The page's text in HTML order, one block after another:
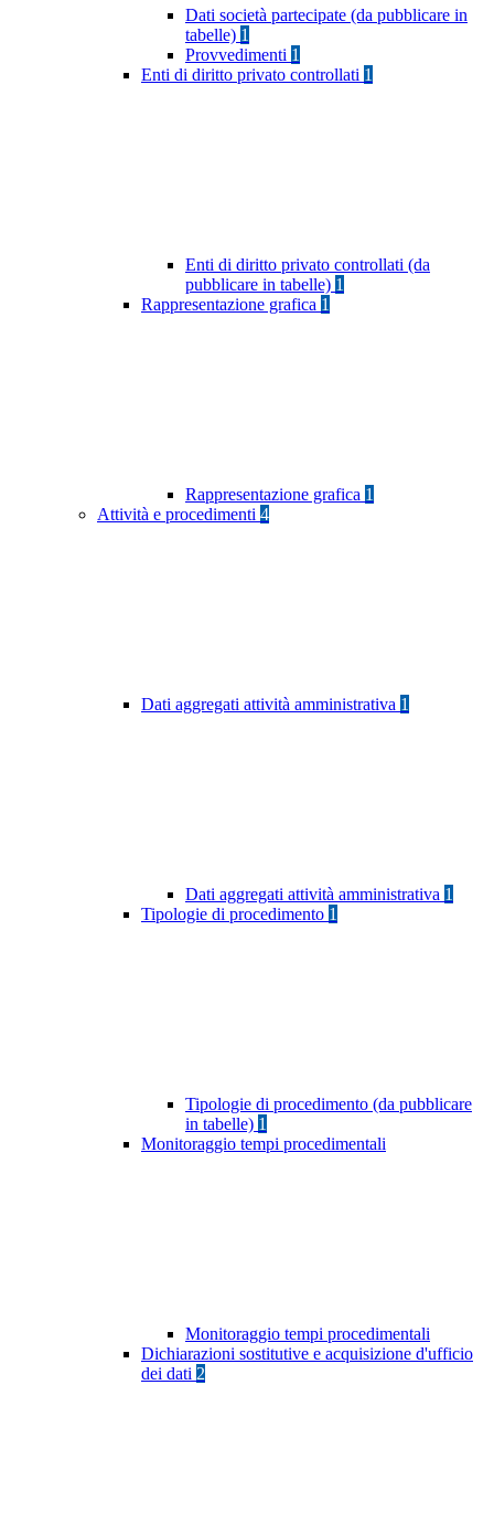
Dati società partecipate (da pubblicare in
tabelle) 1
Provvedimenti 1
Enti di diritto privato controllati 1
Enti di diritto privato controllati (da
pubblicare in tabelle) 1
Rappresentazione grafica 1
Rappresentazione grafica 1
Attività e procedimenti 4
Dati aggregati attività amministrativa 1
Dati aggregati attività amministrativa 1
Tipologie di procedimento 1
Tipologie di procedimento (da pubblicare
in tabelle) 1
Monitoraggio tempi procedimentali
Monitoraggio tempi procedimentali
Dichiarazioni sostitutive e acquisizione d'ufficio
dei dati 2